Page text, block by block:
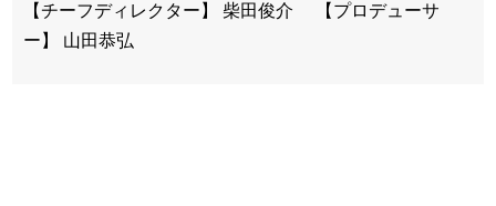
【チーフディレクター】 柴田俊介 【プロデューサ
ー】 山田恭弘